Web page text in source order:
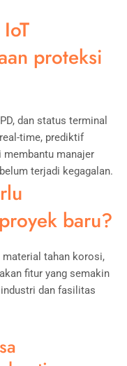
proteksi
dan status terminal
time, prediktif
membantu manajer
terjadi kegagalan.
baru?
material tahan korosi,
fitur yang semakin
dan fasilitas